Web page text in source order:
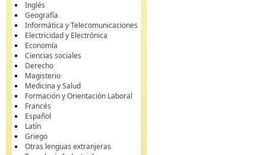
Inglés
Geografía
Informática y Telecomunicaciones
Electricidad y Electrónica
Economía
Ciencias sociales
Derecho
Magisterio
Medicina y Salud
Formación y Orientación Laboral
Francés
Español
Latín
Griego
Otras lenguas extranjeras